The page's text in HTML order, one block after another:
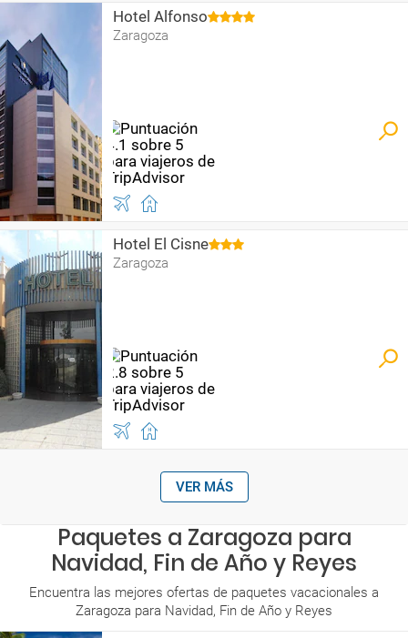
Hotel Alfonso
Zaragoza
Hotel El Cisne
Zaragoza
VER MÁS
Paquetes a Zaragoza para
Navidad, Fin de Año y Reyes
Encuentra las mejores ofertas de paquetes vacacionales a
Zaragoza para Navidad, Fin de Año y Reyes